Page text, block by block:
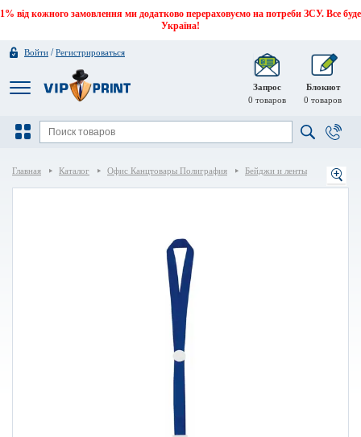
1% від кожного замовлення ми додатково перераховуємо на потреби ЗСУ. Все буде
Україна!
Войти /Регистрироваться
Запрос
0 товаров
Блокнот
0 товаров
Главная Каталог Офис Канцтовары Полиграфия Бейджи и ленты